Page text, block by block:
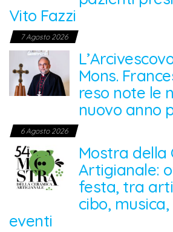
Vito Fazzi
7 Agosto 2026
Mons.
reso note le
nuovo anno
6 Agosto 2026
Mostra della
Artigianale:
festa, tra
cibo,
eventi